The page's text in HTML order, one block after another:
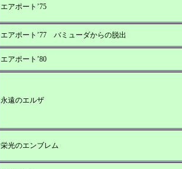
エアポート’75
エアポート’77 バミューダからの脱出
エアポート’80
永遠のエルザ
栄光のエンブレム